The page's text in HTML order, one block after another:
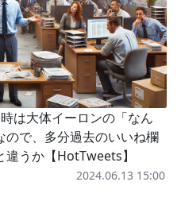
は大体イーロンの「なん
で、多分過去のいいね欄
うか【HotTweets】
2024.06.13 15:00